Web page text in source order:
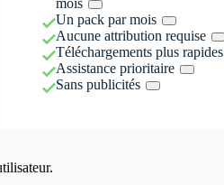
mois
Un pack par mois
Aucune attribution requise
Téléchargements plus rapides
Assistance prioritaire
Sans publicités